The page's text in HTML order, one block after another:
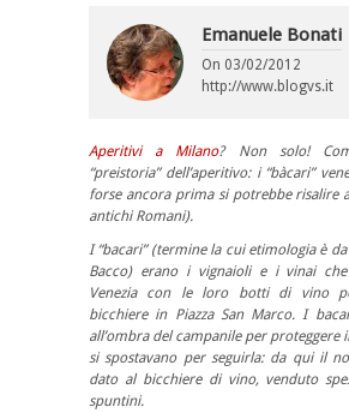
Emanuele Bonati
On 03/02/2012
http://www.blogvs.it
Aperitivi a Milano? Non solo!
“preistoria” dell’aperitivo: i “bàcari”
forse ancora prima si potrebbe risalire
antichi Romani).
I “bacari” (termine la cui etimologia è
Bacco) erano i vignaioli e i vinai
Venezia con le loro botti di vino
bicchiere in Piazza San Marco. I
all’ombra del campanile per proteggere
si spostavano per seguirla: da qui il
dato al bicchiere di vino, venduto
spuntini.